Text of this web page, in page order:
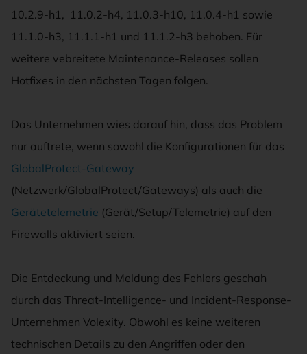
10.2.9-h1, 11.0.2-h4, 11.0.3-h10, 11.0.4-h1 sowie
11.1.0-h3, 11.1.1-h1 und 11.1.2-h3 behoben. Für
weitere vebreitete Maintenance-Releases sollen
Hotfixes in den nächsten Tagen folgen.
Das Unternehmen wies darauf hin, dass das Problem
nur auftrete, wenn sowohl die Konfigurationen für das
GlobalProtect-Gateway
(Netzwerk/GlobalProtect/Gateways) als auch die
Gerätetelemetrie (Gerät/Setup/Telemetrie) auf den
Firewalls aktiviert seien.
Die Entdeckung und Meldung des Fehlers geschah
durch das Threat-Intelligence- und Incident-Response-
Unternehmen Volexity. Obwohl es keine weiteren
technischen Details zu den Angriffen oder den